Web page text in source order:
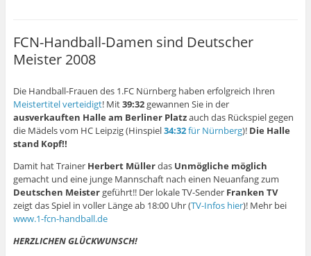
FCN-Handball-Damen sind Deutscher
Meister 2008
Die Handball-Frauen des 1.FC Nürnberg haben erfolgreich Ihren
Meistertitel verteidigt! Mit39:32gewannen Sie in der
ausverkauften Halle am Berliner Platzauch das Rückspiel gegen
die Mädels vom HC Leipzig (Hinspiel34:32für Nürnberg)! Die Halle
stand Kopf!!
Damit hat Trainer Herbert Müllerdas Unmögliche möglich
gemacht und eine junge Mannschaft nach einen Neuanfang zum
Deutschen Meister geführt!! Der lokale TV-Sender Franken TV
zeigt das Spiel in voller Länge ab 18:00 Uhr (TV-Infos hier)! Mehr bei
www.1-fcn-handball.de
HERZLICHEN GLÜCKWUNSCH!